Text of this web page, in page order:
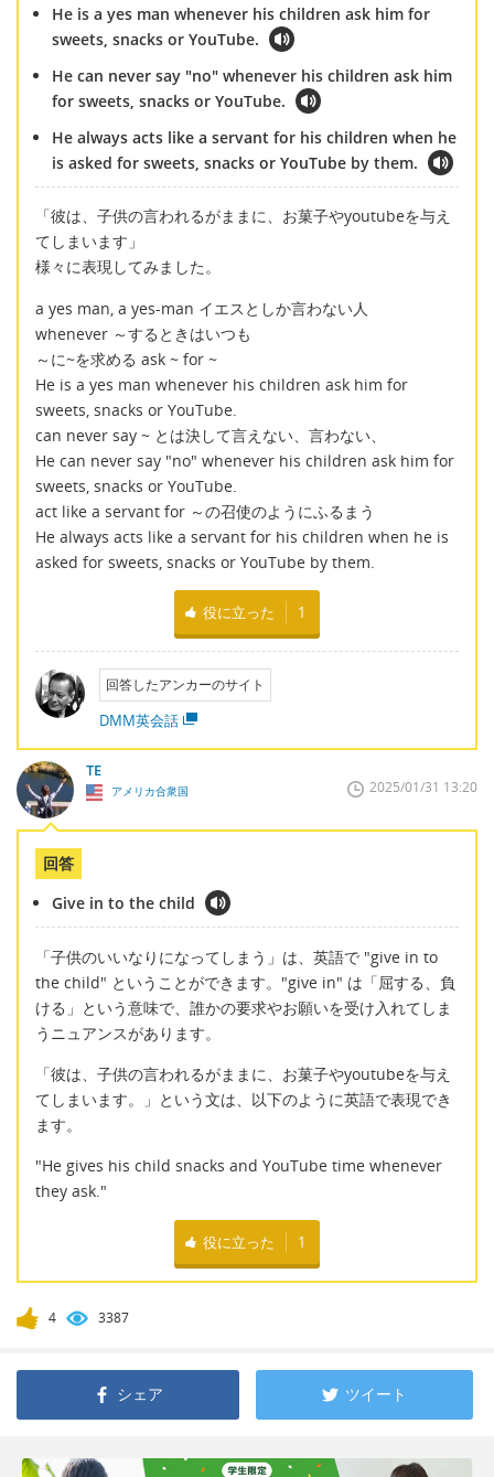
He is a yes man whenever his children ask him for
sweets, snacks or YouTube.
He can never say "no" whenever his children ask him
for sweets, snacks or YouTube.
He always acts like a servant for his children when he
is asked for sweets, snacks or YouTube by them.
「彼は、子供の言われるがままに、お菓子やyoutubeを与え
てしまいます」
様々に表現してみました。
a yes man, a yes-man イエスとしか言わない人
whenever ～するときはいつも
～に~を求める ask ~ for ~
He is a yes man whenever his children ask him for
sweets, snacks or YouTube.
can never say ~ とは決して言えない、言わない、
He can never say "no" whenever his children ask him for
sweets, snacks or YouTube.
act like a servant for ～の召使のようにふるまう
He always acts like a servant for his children when he is
asked for sweets, snacks or YouTube by them.
役に立った 1
回答したアンカーのサイト
DMM英会話
TE
アメリカ合衆国 2025/01/31 13:20
回答
Give in to the child
「子供のいいなりになってしまう」は、英語で "give in to
the child" ということができます。"give in" は「屈する、負
ける」という意味で、誰かの要求やお願いを受け入れてしま
うニュアンスがあります。
「彼は、子供の言われるがままに、お菓子やyoutubeを与え
てしまいます。」という文は、以下のように英語で表現でき
ます。
"He gives his child snacks and YouTube time whenever
they ask."
役に立った 1
4 3387
シェア ツイート